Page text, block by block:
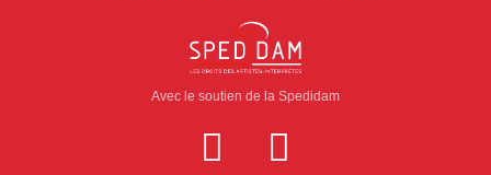
Avec le soutien de la Spedidam